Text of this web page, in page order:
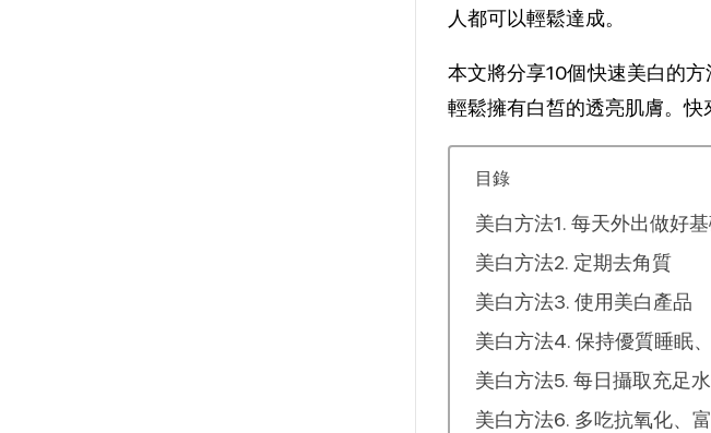
人都可以輕鬆達成。
本文將分享10個快速美白的
輕鬆擁有白皙的透亮肌膚。快
目錄
美白方法1. 每天外出做好
美白方法2. 定期去角質
美白方法3. 使用美白產品
美白方法4. 保持優質睡眠
美白方法5. 每日攝取充足
美白方法6. 多吃抗氧化、